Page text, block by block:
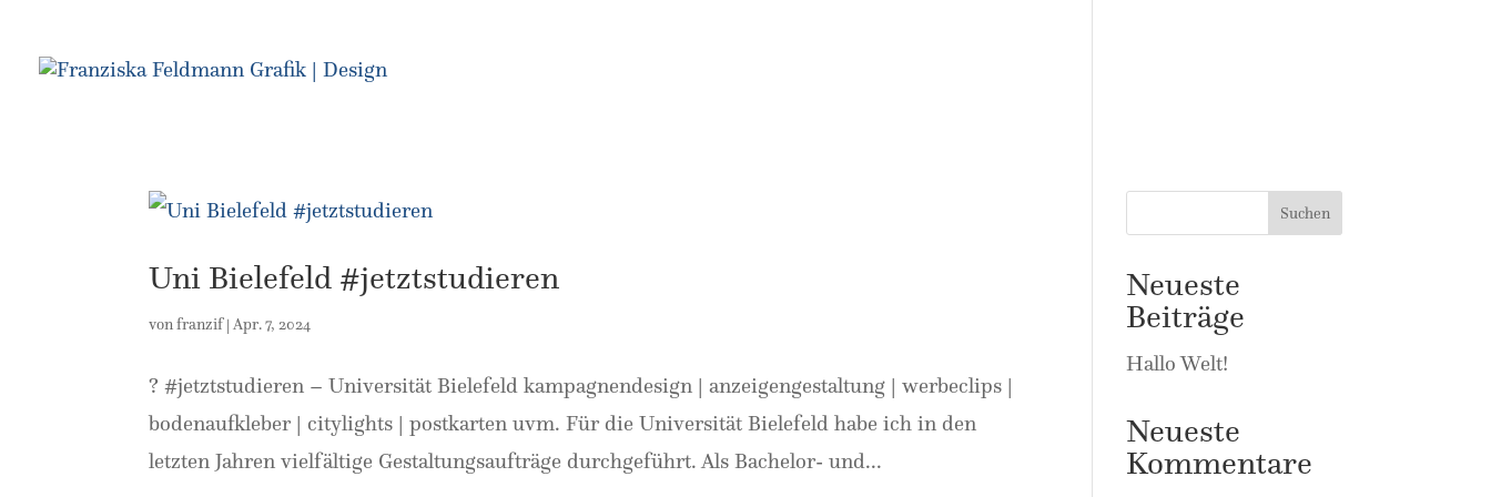
Uni Bielefeld #jetztstudieren
vonfranzif|Apr. 7, 2024
? #jetztstudieren – Universität Bielefeld kampagnendesign | anzeigengestaltung | werbeclips |
bodenaufkleber | citylights | postkarten uvm. Für die Universität Bielefeld habe ich in den
letzten Jahren vielfältige Gestaltungsaufträge durchgeführt. Als Bachelor- und...
Suchen
Neueste
Beiträge
Hallo Welt!
Neueste
Kommentare